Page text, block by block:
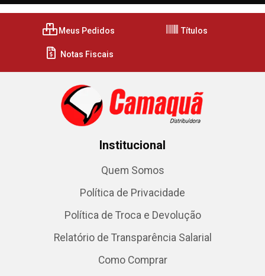
Meus Pedidos Títulos
Notas Fiscais
Institucional
Quem Somos
Política de Privacidade
Política de Troca e Devolução
Relatório de Transparência Salarial
Como Comprar